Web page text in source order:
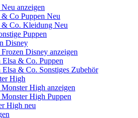
anzeigen
Co Puppen Neu
& Co. Kleidung Neu
Puppen
Disney
Disney anzeigen
Elsa & Co. Puppen
Elsa & Co. Sonstiges Zubehör
High
High anzeigen
High Puppen
High neu